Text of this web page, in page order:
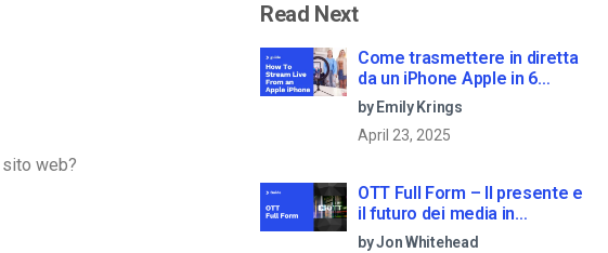
web?
Read Next
Come trasmettere in diretta
da un iPhone Apple in 6
semplici passi
by Emily Krings
April 23, 2025
OTT Full Form – Il presente e
il futuro dei media in
streaming
by Jon Whitehead